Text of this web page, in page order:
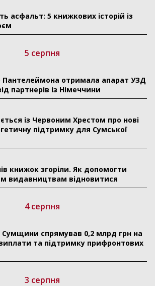
асфальт: 5 книжкових історій із
5 серпня
Пантелеймона отримала апарат УЗД
партнерів із Німеччини
із Червоним Хрестом про нові
підтримку для Сумської
книжок згоріли. Як допомогти
видавництвам відновитися
4 серпня
спрямував 0,2 млрд грн на
виплати та підтримку прифронтових
3 серпня